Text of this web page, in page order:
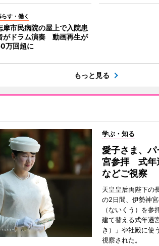
らす・働く
摩市民病院の屋上で入院患
がドラム演奏 動画再生が
万回超に
もっと見る
学ぶ・知る
愛子さま、
宮参拝 式年
などご視察
天皇皇后両陛下の
の2日間、伊勢神
（ないくう）を
建て替える式年遷
き）」や社殿に使
視察された。